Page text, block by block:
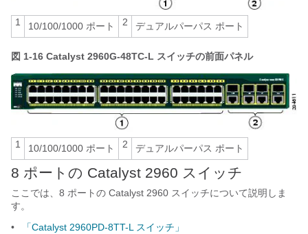
1 10/100/1000 ポート 2 デュアルパーパス ポート
図 1-16 Catalyst 2960G-48TC-L スイッチの前面パネル
1 10/100/1000 ポート 2 デュアルパーパス ポート
8 ポートの Catalyst 2960 スイッチ
ここでは、8 ポートの Catalyst 2960 スイッチについて説明しま
す。
•
「Catalyst 2960PD-8TT-L スイッチ」